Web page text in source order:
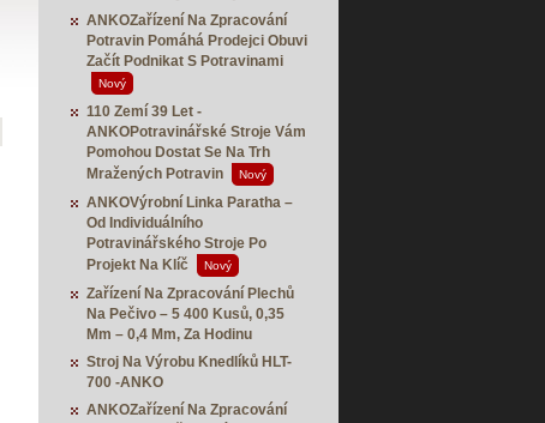
ANKOZařízení Na Zpracování
Potravin Pomáhá Prodejci Obuvi
Začít Podnikat S Potravinami
Nový
110 Zemí 39 Let -
ANKOPotravinářské Stroje Vám
Pomohou Dostat Se Na Trh
Mražených Potravin
Nový
ANKOVýrobní Linka Paratha –
Od Individuálního
Potravinářského Stroje Po
Projekt Na Klíč
Nový
Zařízení Na Zpracování Plechů
Na Pečivo – 5 400 Kusů, 0,35
Mm – 0,4 Mm, Za Hodinu
Stroj Na Výrobu Knedlíků HLT-
700 -ANKO
ANKOZařízení Na Zpracování